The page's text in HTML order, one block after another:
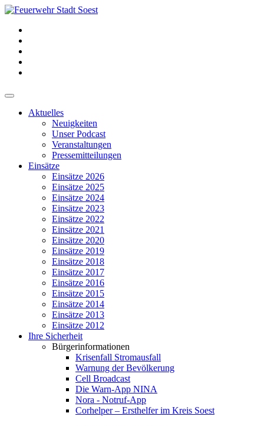
Aktuelles
Neuigkeiten
Unser Podcast
Veranstaltungen
Pressemitteilungen
Einsätze
Einsätze 2026
Einsätze 2025
Einsätze 2024
Einsätze 2023
Einsätze 2022
Einsätze 2021
Einsätze 2020
Einsätze 2019
Einsätze 2018
Einsätze 2017
Einsätze 2016
Einsätze 2015
Einsätze 2014
Einsätze 2013
Einsätze 2012
Ihre Sicherheit
Bürgerinformationen
Krisenfall Stromausfall
Warnung der Bevölkerung
Cell Broadcast
Die Warn-App NINA
Nora - Notruf-App
Corhelper – Ersthelfer im Kreis Soest